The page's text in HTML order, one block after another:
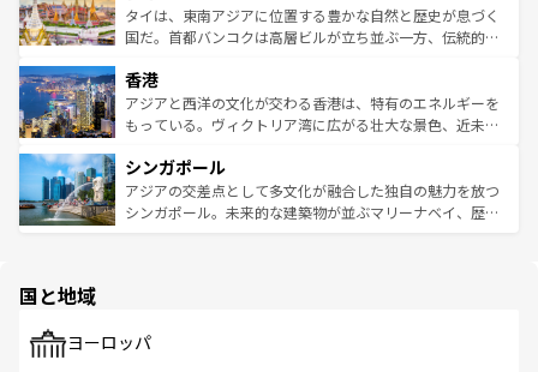
わってみてほしい。 なお、新着の韓国情報はコンテンツ一
覧を参照してほしい。
ーチミン市のフランス統治時代の建物も、独特の雰囲気を
醸し出している。また、バラエティの豊かさとおいしさで
とつ。フォーやバインミー、ベトナムコーヒーなどは、ぜ
ひ現地で味わいたい。どの地域を訪れてもあたたかい人々
が旅行者を迎えてくれるので、きっと忘れられない旅にな
参照してほしい。
タイは、東南アジアに位置する豊かな自然と歴史が息づく
国だ。首都バンコクは高層ビルが立ち並ぶ一方、伝統的な
の活気が交差している。北部ではチェンマイなどの山岳地
帯で自然と触れ合い、南部ではプーケットやクラビの美し
いビーチでリゾート気分を楽しむことができる。タイ料理
激する。気候は一年中温暖で、どの季節にも異なる楽しみ
が待っている。親しみやすいタイの人々、仏教を中心とし
た文化、そして多様な観光資源が、訪れる旅人を魅了し続
香港
アジアと西洋の文化が交わる香港は、特有のエネルギーを
もっている。ヴィクトリア湾に広がる壮大な景色、近未来
み、どこを訪れても感動するはず。観光スポットが密集し
ており、効率よく見どころを回れるのも魅力。息をのむよ
うな絶景から文化的な体験まで、香港を存分に楽しみ尽く
シンガポール
アジアの交差点として多文化が融合した独自の魅力を放つ
シンガポール。未来的な建築物が並ぶマリーナベイ、歴史
で、ホーカーズは地元の風情を楽しめる外せないスポット
国と地域
ヨーロッパ